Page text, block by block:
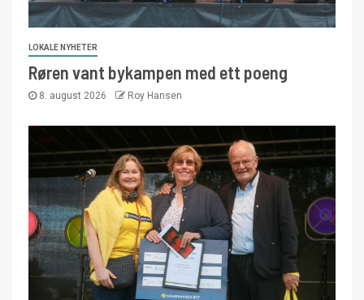
LOKALE NYHETER
Røren vant bykampen med ett poeng
8. august 2026 Roy Hansen